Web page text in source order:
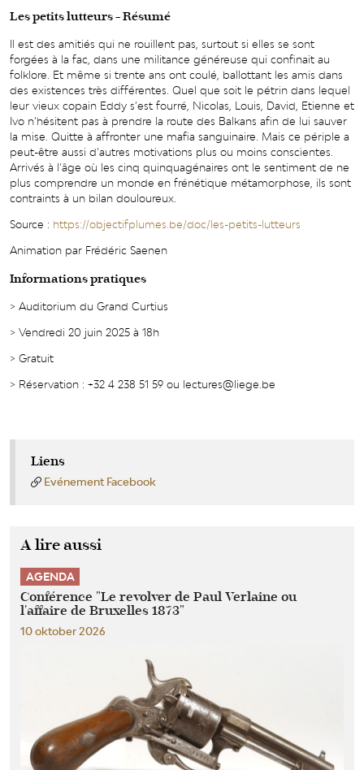
Les petits lutteurs - Résumé
Il est des amitiés qui ne rouillent pas, surtout si elles se sont
forgées à la fac, dans une militance généreuse qui confinait au
folklore. Et même si trente ans ont coulé, ballottant les amis dans
des existences très différentes. Quel que soit le pétrin dans lequel
leur vieux copain Eddy s’est fourré, Nicolas, Louis, David, Etienne et
Ivo n’hésitent pas à prendre la route des Balkans afin de lui sauver
la mise. Quitte à affronter une mafia sanguinaire. Mais ce périple a
peut-être aussi d’autres motivations plus ou moins conscientes.
Arrivés à l’âge où les cinq quinquagénaires ont le sentiment de ne
plus comprendre un monde en frénétique métamorphose, ils sont
contraints à un bilan douloureux.
Source : https://objectifplumes.be/doc/les-petits-lutteurs
Animation par Frédéric Saenen
Informations pratiques
> Auditorium du Grand Curtius
> Vendredi 20 juin 2025 à 18h
> Gratuit
> Réservation : +32 4 238 51 59 ou lectures@liege.be
Liens
Evénement Facebook
A lire aussi
AGENDA
Conférence "Le revolver de Paul Verlaine ou
l'affaire de Bruxelles 1873"
10 oktober 2026